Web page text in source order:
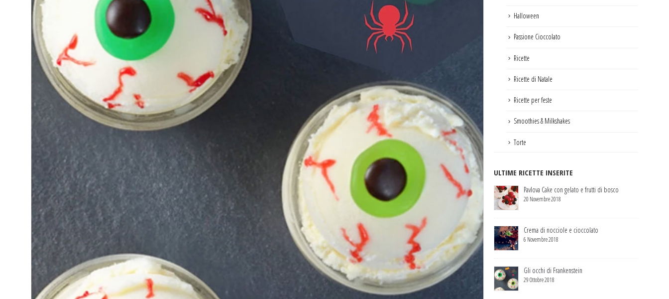
Halloween
Passione Cioccolato
Ricette
Ricette di Natale
Ricette per feste
Smoothies & Milkshakes
Torte
ULTIME RICETTE INSERITE
Pavlova Cake con gelato e frutti di bosco
20 Novembre 2018
Crema di nocciole e cioccolato
6 Novembre 2018
Gli occhi di Frankenstein
29 Ottobre 2018